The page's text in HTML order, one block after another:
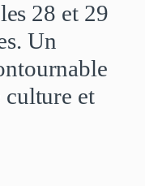
28 et 29
Un
et